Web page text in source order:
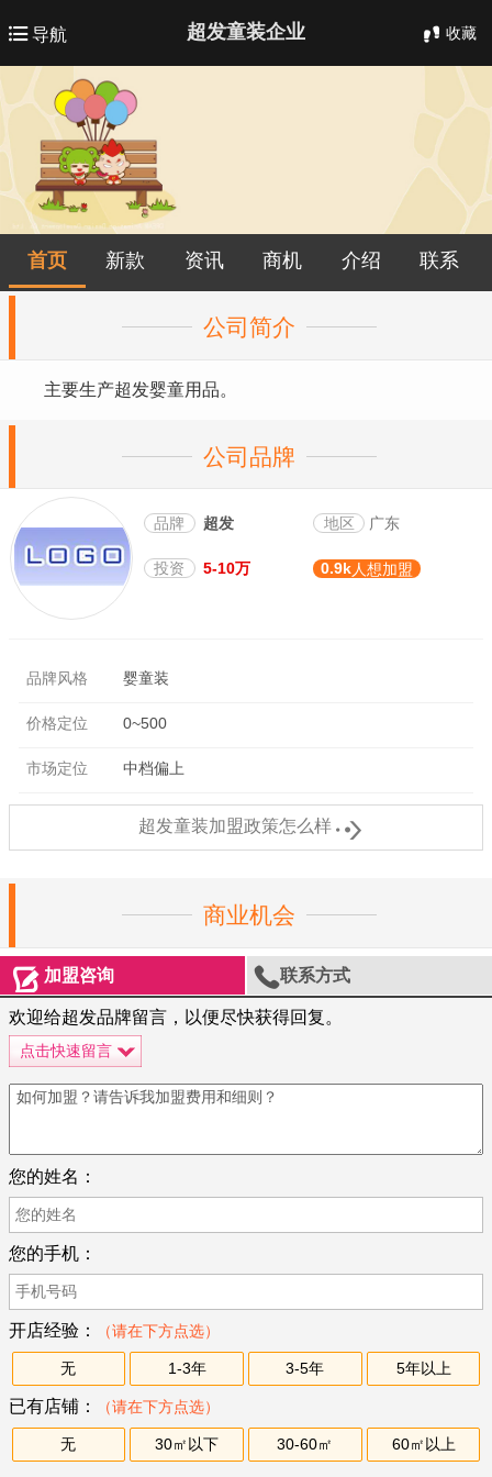
导航 超发童装企业 收藏
首页 新款 资讯 商机 介绍 联系
公司简介
主要生产超发婴童用品。
公司品牌
品牌 超发 地区 广东
投资 5-10万 0.9k人想加盟
品牌风格 婴童装
价格定位 0~500
市场定位 中档偏上
超发童装加盟政策怎么样
商业机会
加盟咨询 联系方式
欢迎给超发品牌留言，以便尽快获得回复。
点击快速留言
您的姓名：
您的手机：
开店经验： （请在下方点选）
无 1-3年 3-5年 5年以上
已有店铺： （请在下方点选）
无 30㎡以下 30-60㎡ 60㎡以上